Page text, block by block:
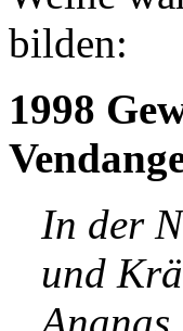
bilden:
1998
In der
und